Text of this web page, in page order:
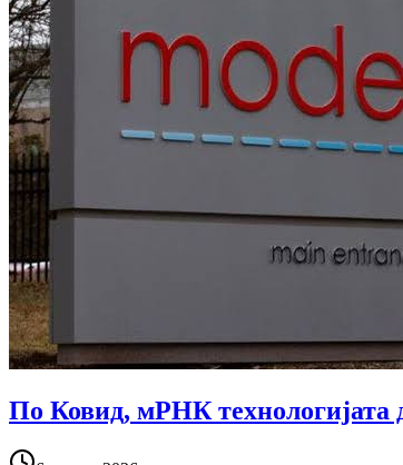
По Ковид, мРНК технологијата